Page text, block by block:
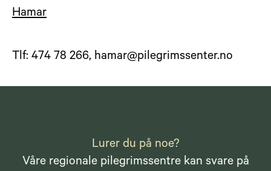
Hamar
Tlf: 474 78 266, hamar@pilegrimssenter.no
Lurer du på noe?
Våre regionale pilegrimssentre kan svare på